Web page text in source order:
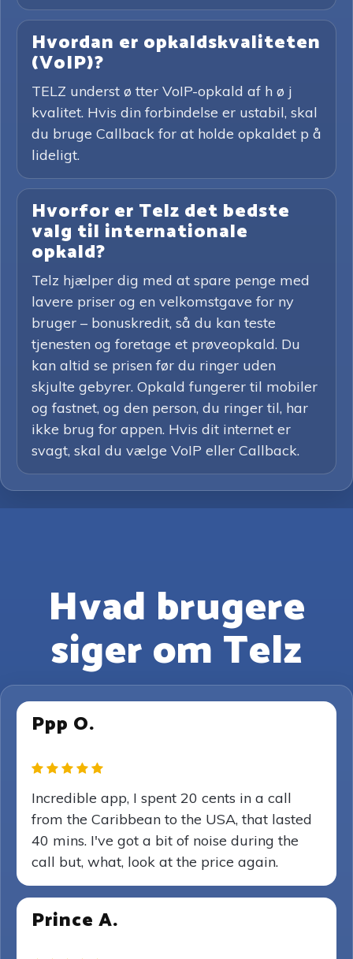
Hvordan er opkaldskvaliteten
(VoIP)?
TELZ underst ø tter VoIP-opkald af h ø j
kvalitet. Hvis din forbindelse er ustabil, skal
du bruge Callback for at holde opkaldet p å
lideligt.
Hvorfor er Telz det bedste
valg til internationale
opkald?
Telz hjælper dig med at spare penge med
lavere priser og en velkomstgave for ny
bruger – bonuskredit, så du kan teste
tjenesten og foretage et prøveopkald. Du
kan altid se prisen før du ringer uden
skjulte gebyrer. Opkald fungerer til mobiler
og fastnet, og den person, du ringer til, har
ikke brug for appen. Hvis dit internet er
svagt, skal du vælge VoIP eller Callback.
Hvad brugere
siger om Telz
Ppp O.
Incredible app, I spent 20 cents in a call
from the Caribbean to the USA, that lasted
40 mins. I've got a bit of noise during the
call but, what, look at the price again.
Prince A.